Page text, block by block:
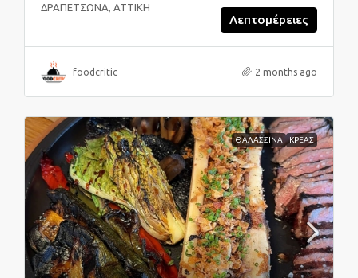
ΔΡΑΠΕΤΣΩΝΑ, ΑΤΤΙΚΗ
Λεπτομέρειες
foodcritic 2 months ago
ΘΑΛΑΣΣΙΝΑ ΚΡΕΑΣ